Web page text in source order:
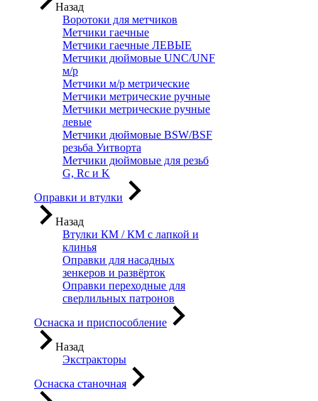
Назад
Воротоки для метчиков
Метчики гаечные
Метчики гаечные ЛЕВЫЕ
Метчики дюймовые UNC/UNF
м/р
Метчики м/р метрические
Метчики метрические ручные
Метчики метрические ручные
левые
Метчики дюймовые BSW/BSF
резьба Уитворта
Метчики дюймовые для резьб
G, Rc и K
Оправки и втулки
Назад
Втулки КМ / КМ с лапкой и
клинья
Оправки для насадных
зенкеров и развёрток
Оправки переходные для
сверлильных патронов
Оснаска и приспособление
Назад
Экстракторы
Оснаска станочная